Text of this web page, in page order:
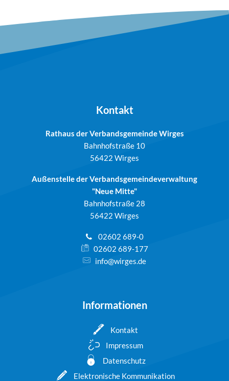
Kontakt
Rathaus der Verbandsgemeinde Wirges
Bahnhofstraße 10
56422 Wirges
Außenstelle der Verbandsgemeindeverwaltung
"Neue Mitte"
Bahnhofstraße 28
56422 Wirges
02602 689-0
02602 689-177
info@wirges.de
Informationen
Kontakt
Impressum
Datenschutz
Elektronische Kommunikation